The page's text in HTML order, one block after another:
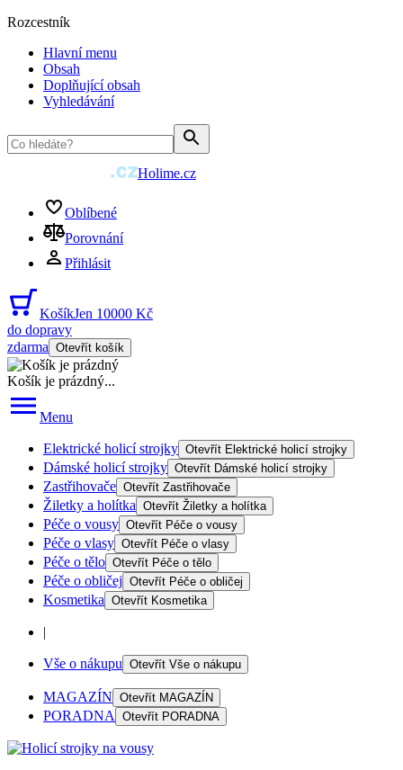
Rozcestník
Hlavní menu
Obsah
Doplňující obsah
Vyhledávání
Holime.cz
Oblíbené
Porovnání
Přihlásit
KošíkJen 10000 Kč
do dopravy
zdarma Otevřít košík
Košík je prázdný...
Menu
Elektrické holicí strojky Otevřít Elektrické holicí strojky
Dámské holicí strojky Otevřít Dámské holicí strojky
Zastřihovače Otevřít Zastřihovače
Žiletky a holítka Otevřít Žiletky a holítka
Péče o vousy Otevřít Péče o vousy
Péče o vlasy Otevřít Péče o vlasy
Péče o tělo Otevřít Péče o tělo
Péče o obličej Otevřít Péče o obličej
Kosmetika Otevřít Kosmetika
|
Vše o nákupu Otevřít Vše o nákupu
MAGAZÍN Otevřít MAGAZÍN
PORADNA Otevřít PORADNA